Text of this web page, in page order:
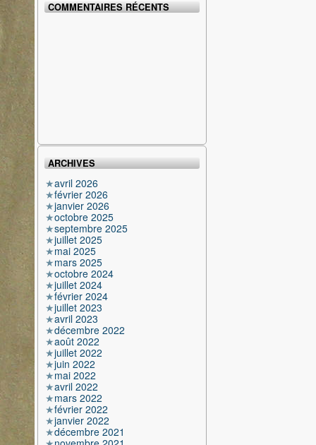
COMMENTAIRES RÉCENTS
ARCHIVES
avril 2026
février 2026
janvier 2026
octobre 2025
septembre 2025
juillet 2025
mai 2025
mars 2025
octobre 2024
juillet 2024
février 2024
juillet 2023
avril 2023
décembre 2022
août 2022
juillet 2022
juin 2022
mai 2022
avril 2022
mars 2022
février 2022
janvier 2022
décembre 2021